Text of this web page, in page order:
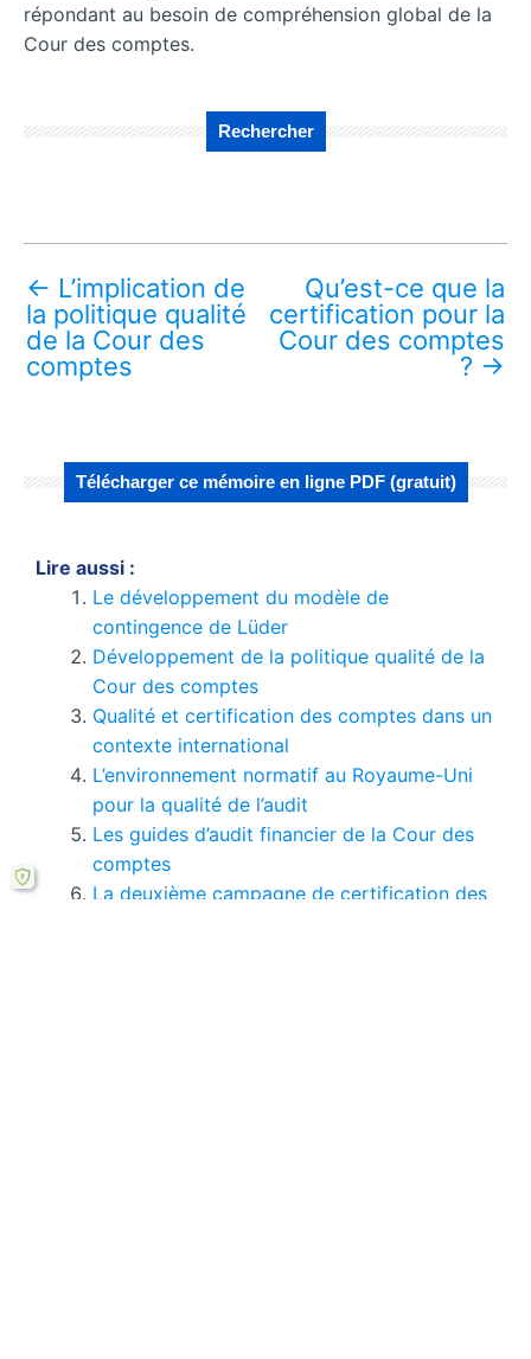
répondant au besoin de compréhension global de la
Cour des comptes.
Rechercher
← L’implication de
la politique qualité
de la Cour des
comptes
Qu’est-ce que la
certification pour la
Cour des comptes
? →
Télécharger ce mémoire en ligne PDF (gratuit)
Lire aussi :
Le développement du modèle de
contingence de Lüder
Développement de la politique qualité de la
Cour des comptes
Qualité et certification des comptes dans un
contexte international
L’environnement normatif au Royaume-Uni
pour la qualité de l’audit
Les guides d’audit financier de la Cour des
comptes
La deuxième campagne de certification des